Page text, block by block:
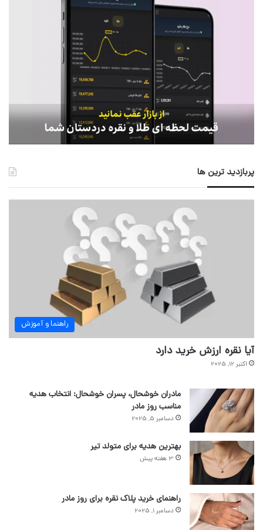
پربازدید ترین ها
راهنما و آموزش
آیا نقره ارزش خرید دارد
اکتبر 12, 2025
مادران خوشحال، پسران خوشحال: انتخاب هدیه
مناسب روز مادر
دسامبر 5, 2025
بهترین هدیه برای متولد تیر
3 هفته پیش
راهنمای خرید پلاک نقره برای روز مادر
دسامبر 1, 2025